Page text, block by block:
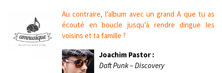
Au contraire, l’album avec un grand A que tu as
écouté en boucle jusqu’à rendre dingue les
voisins et ta famille ?
Joachim Pastor :
Daft Punk – Discovery